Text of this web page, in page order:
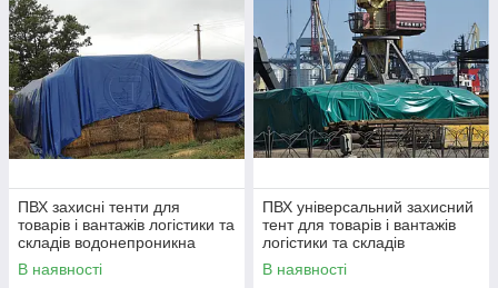
ПВХ захисні тенти для
товарів і вантажів логістики та
складів водонепроникна
тентова накидка для
транспортування і зберігання
В наявності
ПВХ універсальний захисний
тент для товарів і вантажів
логістики та складів
водонепроникне накриття
для транспортування
В наявності